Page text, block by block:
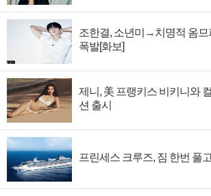
조한결, 소년미→치명적 옴므
폭발[화보]
제니, 美 프랭키스 비키니와
션 출시
프린세스 크루즈, 짐 한번 풀